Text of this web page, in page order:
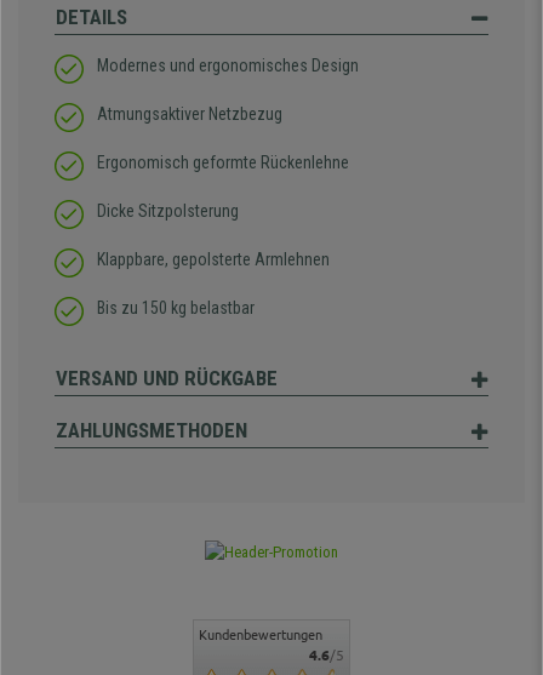
DETAILS
Modernes und ergonomisches Design
Atmungsaktiver Netzbezug
Ergonomisch geformte Rückenlehne
Dicke Sitzpolsterung
Klappbare, gepolsterte Armlehnen
Bis zu 150 kg belastbar
VERSAND UND RÜCKGABE
ZAHLUNGSMETHODEN
Kundenbewertungen
4.6/5